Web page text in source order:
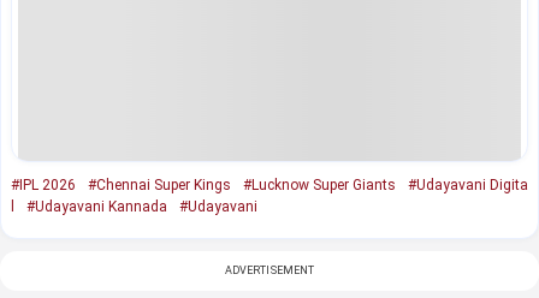
#IPL 2026 #Chennai Super Kings #Lucknow Super Giants
#Udayavani Digita
#Udayavani Kannada #Udayavani
ADVERTISEMENT